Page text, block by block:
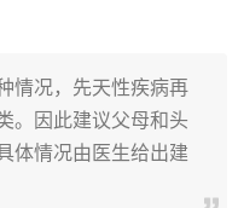
情况，先天性疾病再
。因此建议父母和头
体情况由医生给出建